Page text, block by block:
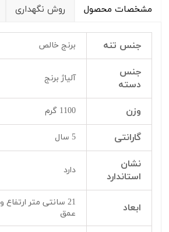
مشخصات محصول روش نگهداری
جنس تنه برنج خالص
جنس
دسته
آلیاژ برنج
وزن 1100 گرم
گارانتی 5 سال
نشان
استاندارد
دارد
ابعاد
عمق